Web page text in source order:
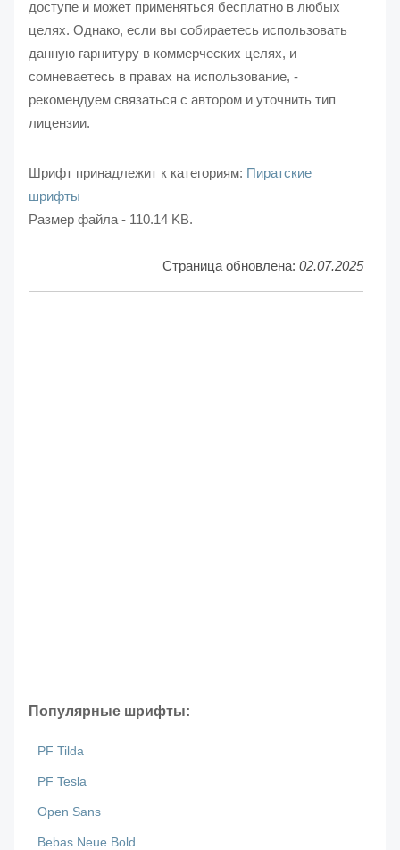
доступе и может применяться бесплатно в любых
целях. Однако, если вы собираетесь использовать
данную гарнитуру в коммерческих целях, и
сомневаетесь в правах на использование, -
рекомендуем связаться с автором и уточнить тип
лицензии.
Шрифт принадлежит к категориям: Пиратские
шрифты
Размер файла - 110.14 KB.
Страница обновлена: 02.07.2025
Популярные шрифты:
PF Tilda
PF Tesla
Open Sans
Bebas Neue Bold